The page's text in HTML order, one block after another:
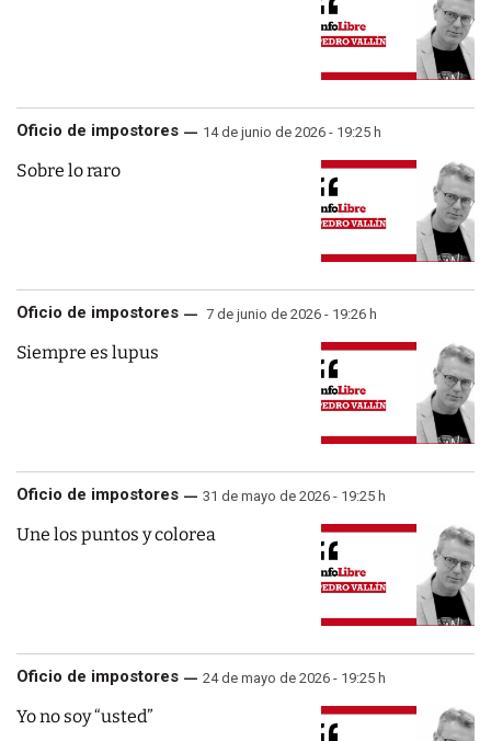
Oficio de impostores 14 de junio de 2026 - 19:25 h
Sobre lo raro
Oficio de impostores 7 de junio de 2026 - 19:26 h
Siempre es lupus
Oficio de impostores 31 de mayo de 2026 - 19:25 h
Une los puntos y colorea
Oficio de impostores 24 de mayo de 2026 - 19:25 h
Yo no soy “usted”